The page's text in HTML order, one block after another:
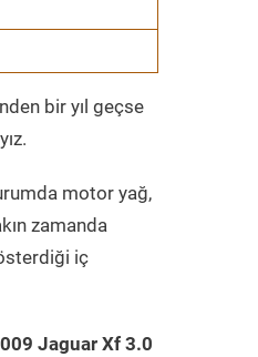
bir yıl geçse
motor yağ,
zamanda
iç
Jaguar Xf 3.0